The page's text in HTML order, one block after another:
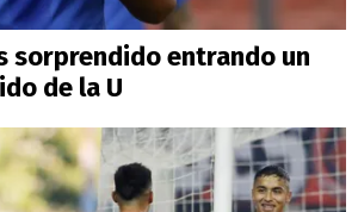
sorprendido entrando un
de la U